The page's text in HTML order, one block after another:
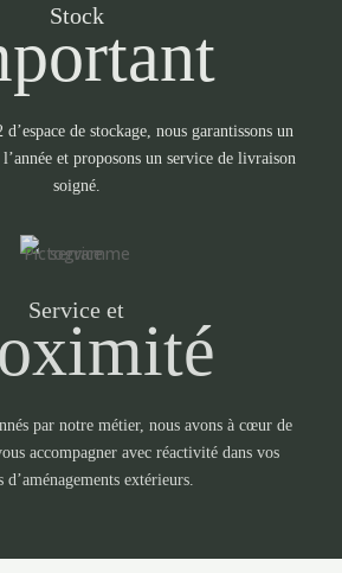
Stock
de stockage, nous garantissons un
et proposons un service de livraison
soigné.
Service et
par notre métier, nous avons à cœur de
accompagner avec réactivité dans vos
d’aménagements extérieurs.